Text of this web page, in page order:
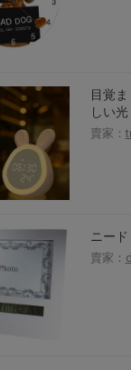
目覚
しい
賣家：
ニー
賣家：